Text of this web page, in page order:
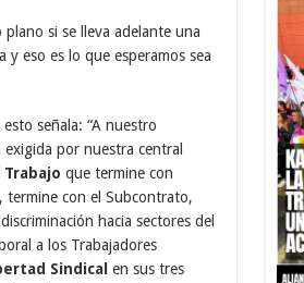
si se lleva adelante una
eso es lo que esperamos sea
señala: “A nuestro
por nuestra central
que termine con
termine con el Subcontrato,
hacia sectores del
a los Trabajadores
Sindical en sus tres